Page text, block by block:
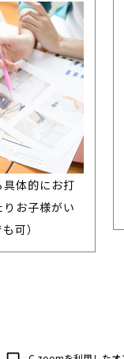
体的にお打
お子様がい
可）